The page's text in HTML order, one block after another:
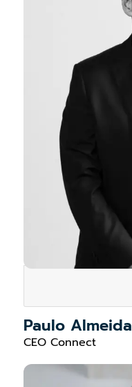
Paulo Almeida
CEO Connect